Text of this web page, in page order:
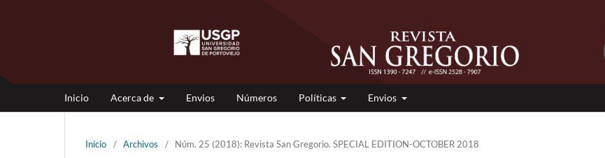
Inicio Acerca de Envios Números Políticas Envios
Inicio / Archivos / Núm. 25 (2018): Revista San Gregorio. SPECIAL EDITION-OCTOBER 2018